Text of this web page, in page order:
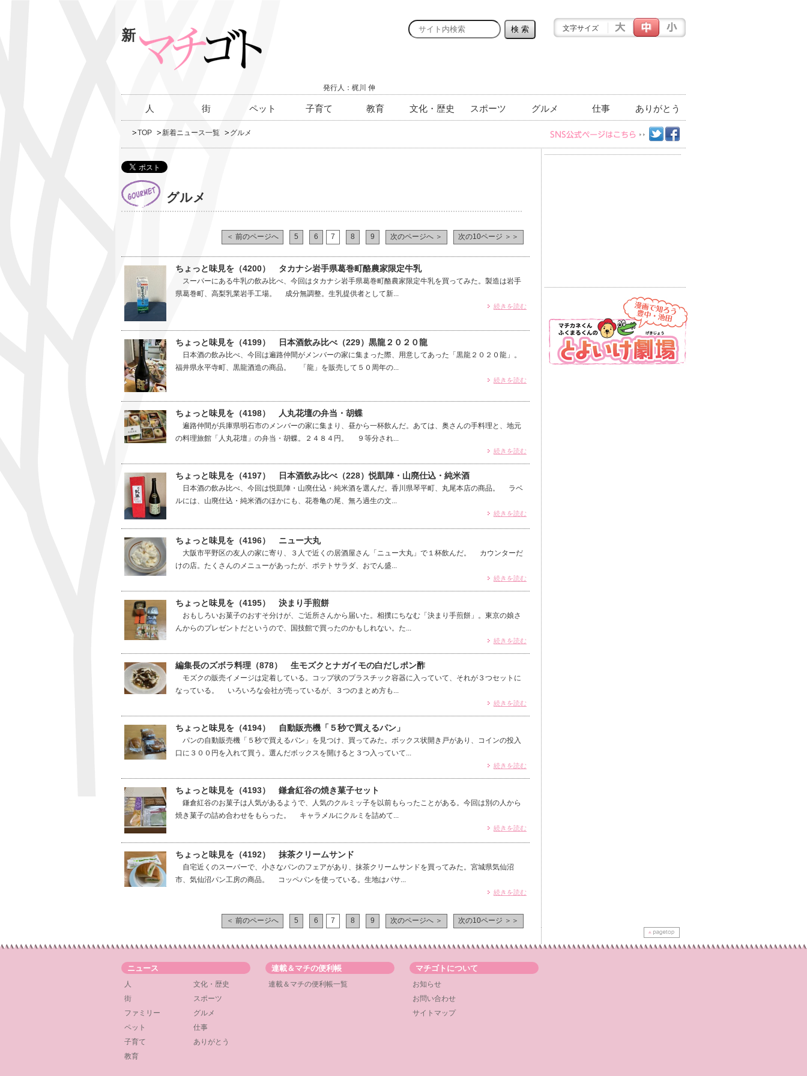
新
発行人：梶川 伸
文字サイズ
人 街 ペット 子育て 教育 文化・歴史 スポーツ グルメ 仕事 ありがとう
TOP 新着ニュース一覧 グルメ
グルメ
＜ 前のページへ 5 6 7 8 9 次のページへ ＞ 次の10ページ ＞＞
ちょっと味見を（4200） タカナシ岩手県葛巻町酪農家限定牛乳
スーパーにある牛乳の飲み比べ、今回はタカナシ岩手県葛巻町酪農家限定牛乳を買ってみた。製造は岩手
県葛巻町、高梨乳業岩手工場。 成分無調整。生乳提供者として新...
続きを読む
ちょっと味見を（4199） 日本酒飲み比べ（229）黒龍２０２０龍
日本酒の飲み比べ、今回は遍路仲間がメンバーの家に集まった際、用意してあった「黒龍２０２０龍」。
福井県永平寺町、黒龍酒造の商品。 「龍」を販売して５０周年の...
続きを読む
ちょっと味見を（4198） 人丸花壇の弁当・胡蝶
遍路仲間が兵庫県明石市のメンバーの家に集まり、昼から一杯飲んだ。あては、奥さんの手料理と、地元
の料理旅館「人丸花壇」の弁当・胡蝶。２４８４円。 ９等分され...
続きを読む
ちょっと味見を（4197） 日本酒飲み比べ（228）悦凱陣・山廃仕込・純米酒
日本酒の飲み比べ、今回は悦凱陣・山廃仕込・純米酒を選んだ。香川県琴平町、丸尾本店の商品。 ラベ
ルには、山廃仕込・純米酒のほかにも、花巻亀の尾、無ろ過生の文...
続きを読む
ちょっと味見を（4196） ニュー大丸
大阪市平野区の友人の家に寄り、３人で近くの居酒屋さん「ニュー大丸」で１杯飲んだ。 カウンターだ
けの店。たくさんのメニューがあったが、ポテトサラダ、おでん盛...
続きを読む
ちょっと味見を（4195） 決まり手煎餅
おもしろいお菓子のおすそ分けが、ご近所さんから届いた。相撲にちなむ「決まり手煎餅」。東京の娘さ
んからのプレゼントだというので、国技館で買ったのかもしれない。た...
続きを読む
編集長のズボラ料理（878） 生モズクとナガイモの白だしポン酢
モズクの販売イメージは定着している。コップ状のプラスチック容器に入っていて、それが３つセットに
なっている。 いろいろな会社が売っているが、３つのまとめ方も...
続きを読む
ちょっと味見を（4194） 自動販売機「５秒で買えるパン」
パンの自動販売機「５秒で買えるパン」を見つけ、買ってみた。ボックス状開き戸があり、コインの投入
口に３００円を入れて買う。選んだボックスを開けると３つ入っていて...
続きを読む
ちょっと味見を（4193） 鎌倉紅谷の焼き菓子セット
鎌倉紅谷のお菓子は人気があるようで、人気のクルミッ子を以前もらったことがある。今回は別の人から
焼き菓子の詰め合わせをもらった。 キャラメルにクルミを詰めて...
続きを読む
ちょっと味見を（4192） 抹茶クリームサンド
自宅近くのスーパーで、小さなパンのフェアがあり、抹茶クリームサンドを買ってみた。宮城県気仙沼
市、気仙沼パン工房の商品。 コッペパンを使っている。生地はパサ...
続きを読む
＜ 前のページへ 5 6 7 8 9 次のページへ ＞ 次の10ページ ＞＞
ニュース
人
文化・歴史
街
スポーツ
ファミリー
グルメ
ペット
仕事
子育て
ありがとう
教育
連載＆マチの便利帳
連載＆マチの便利帳一覧
マチゴトについて
お知らせ
お問い合わせ
サイトマップ